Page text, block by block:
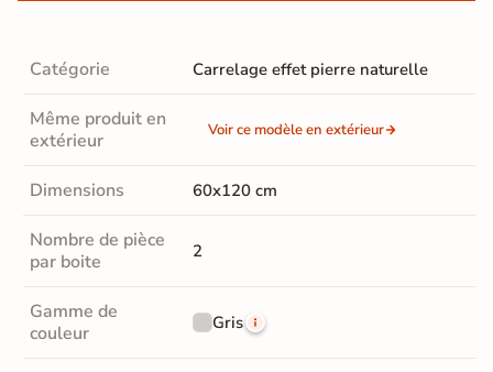
Catégorie Carrelage effet pierre naturelle
Même produit en
extérieur
Voir ce modèle en extérieur
Dimensions 60x120 cm
Nombre de pièce
par boite
2
Gamme de
couleur
Gris